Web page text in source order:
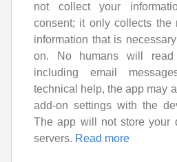
not collect your
consent; it only collects the
information that is
on. No humans will
including email
technical help, the app may
add-on settings with the
The app will not store your
servers. Read more